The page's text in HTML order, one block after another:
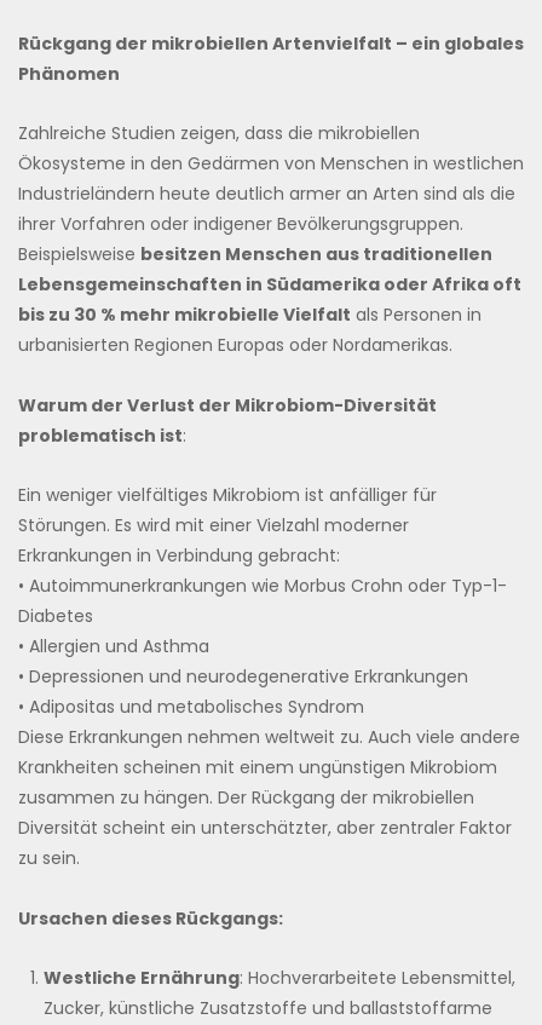
Rückgang der mikrobiellen Artenvielfalt – ein globales
Phänomen
Zahlreiche Studien zeigen, dass die mikrobiellen
Ökosysteme in den Gedärmen von Menschen in westlichen
Industrieländern heute deutlich armer an Arten sind als die
ihrer Vorfahren oder indigener Bevölkerungsgruppen.
Beispielsweise besitzen Menschen aus traditionellen
Lebensgemeinschaften in Südamerika oder Afrika oft
bis zu 30 % mehr mikrobielle Vielfalt als Personen in
urbanisierten Regionen Europas oder Nordamerikas.
Warum der Verlust der Mikrobiom-Diversität
problematisch ist:
Ein weniger vielfältiges Mikrobiom ist anfälliger für
Störungen. Es wird mit einer Vielzahl moderner
Erkrankungen in Verbindung gebracht:
• Autoimmunerkrankungen wie Morbus Crohn oder Typ-1-
Diabetes
• Allergien und Asthma
• Depressionen und neurodegenerative Erkrankungen
• Adipositas und metabolisches Syndrom
Diese Erkrankungen nehmen weltweit zu. Auch viele andere
Krankheiten scheinen mit einem ungünstigen Mikrobiom
zusammen zu hängen. Der Rückgang der mikrobiellen
Diversität scheint ein unterschätzter, aber zentraler Faktor
zu sein.
Ursachen dieses Rückgangs:
Westliche Ernährung: Hochverarbeitete Lebensmittel,
Zucker, künstliche Zusatzstoffe und ballaststoffarme